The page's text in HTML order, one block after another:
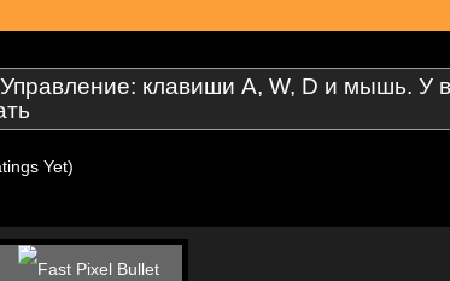
клавиши A, W, D и мышь. У
Yet)